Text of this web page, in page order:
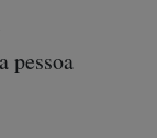
pessoa